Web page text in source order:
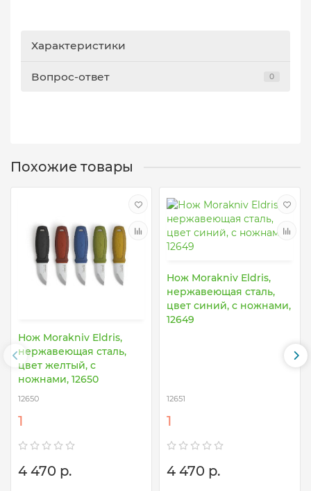
Характеристики
Вопрос-ответ 0
Похожие товары
Нож Morakniv Eldris,
нержавеющая сталь,
цвет желтый, с
ножнами, 12650
12650
1
4 470 р.
Нож Morakniv Eldris,
нержавеющая сталь,
цвет синий, с ножнами,
12649
12651
1
4 470 р.